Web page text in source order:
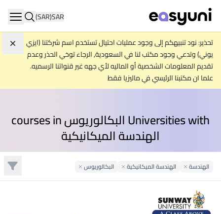
SAR
(SAR)
تحذير: نود تنبيهكم إلى وجود عمليات احتيال تستخدم اسم شركتنا (ايزي
يوني) وتدعي وجود مكتب لنا في السعودية, الرجاء توخي الحذر وعدم
تقديم المعلومات الشخصية أو الماليه لأي جهه غير قنواتنا الرسميه.
علما ان مكتبنا الرئيسي في ماليزيا فقط
Universities with البكالوريوس courses in
الهندسة الميكانيكية
الهندسةRemove Filter
الهندسة الميكانيكيةRemove Filter
البكالوريوسRemove Filter